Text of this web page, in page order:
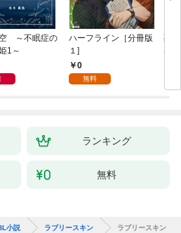
～不眠症の
1～
ハーフライン［分冊版
１]
0
無料
死
は
ランキング
無料
小説 ラブリースキン ラブリースキン